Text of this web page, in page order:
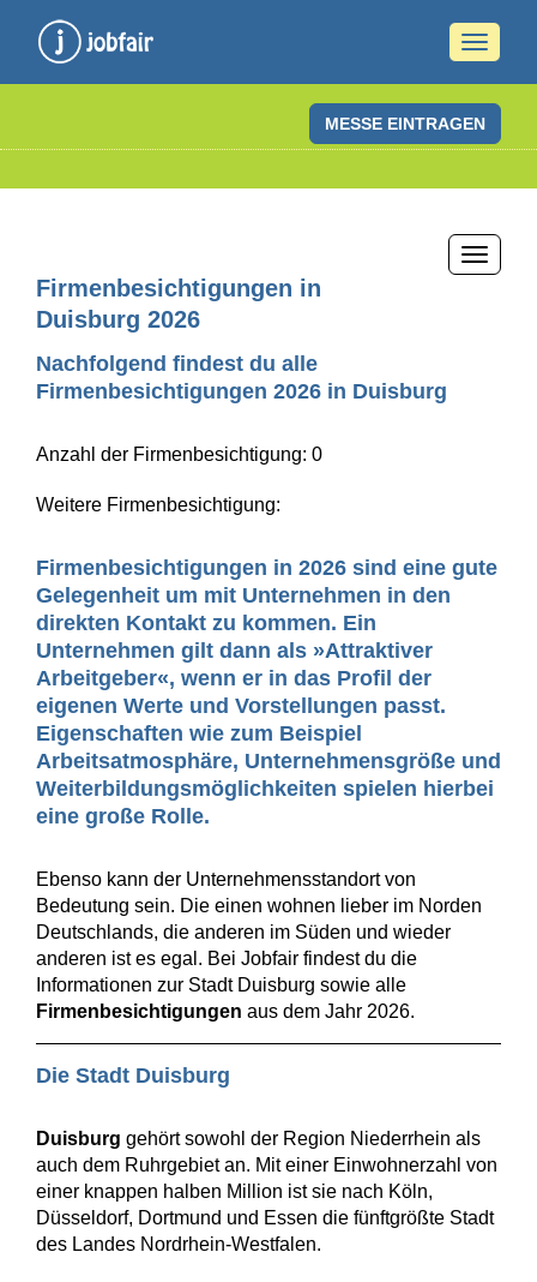
MESSE EINTRAGEN
Firmenbesichtigungen in
Duisburg 2026
Nachfolgend findest du alle
Firmenbesichtigungen 2026 in Duisburg
Anzahl der Firmenbesichtigung: 0
Weitere Firmenbesichtigung:
Firmenbesichtigungen in 2026 sind eine gute
Gelegenheit um mit Unternehmen in den
direkten Kontakt zu kommen. Ein
Unternehmen gilt dann als »Attraktiver
Arbeitgeber«, wenn er in das Profil der
eigenen Werte und Vorstellungen passt.
Eigenschaften wie zum Beispiel
Arbeitsatmosphäre, Unternehmensgröße und
Weiterbildungsmöglichkeiten spielen hierbei
eine große Rolle.
Ebenso kann der Unternehmensstandort von
Bedeutung sein. Die einen wohnen lieber im Norden
Deutschlands, die anderen im Süden und wieder
anderen ist es egal. Bei Jobfair findest du die
Informationen zur Stadt Duisburg sowie alle
Firmenbesichtigungen aus dem Jahr 2026.
Die Stadt Duisburg
Duisburg gehört sowohl der Region Niederrhein als
auch dem Ruhrgebiet an. Mit einer Einwohnerzahl von
einer knappen halben Million ist sie nach Köln,
Düsseldorf, Dortmund und Essen die fünftgrößte Stadt
des Landes Nordrhein-Westfalen.